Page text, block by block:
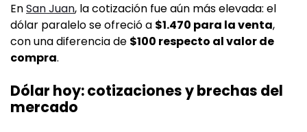
EnSan Juan, la cotización fue aún más elevada: el
dólar paralelo se ofreció a $1.470 para la venta,
con una diferencia de $100 respecto al valor de
compra.
Dólar hoy: cotizaciones y brechas del
mercado